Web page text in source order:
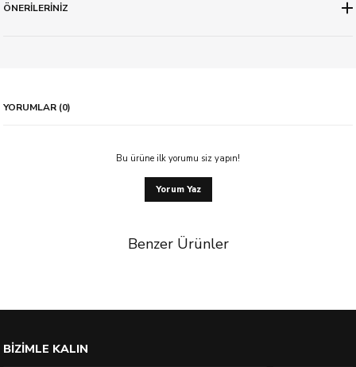
ÖNERİLERİNİZ
YORUMLAR (0)
Bu ürüne ilk yorumu siz yapın!
Yorum Yaz
Benzer Ürünler
BİZİMLE KALIN